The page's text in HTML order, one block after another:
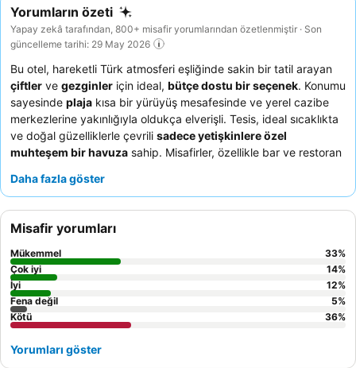
Yorumların özeti
Yapay zekâ tarafından, 800+ misafir yorumlarından özetlenmiştir · Son
güncelleme tarihi: 29 May 2026
Bu otel, hareketli Türk atmosferi eşliğinde sakin bir tatil arayan
çiftler ve gezginler için ideal, bütçe dostu bir seçenek. Konumu
sayesinde plaja kısa bir yürüyüş mesafesinde ve yerel cazibe
merkezlerine yakınlığıyla oldukça elverişli. Tesis, ideal sıcaklıkta
ve doğal güzelliklerle çevrili sadece yetişkinlere özel
muhteşem bir havuza sahip. Misafirler, özellikle bar ve restoran
sürekli olarak övüyor; çeşitli ve doyurucu yemekleri, özellikle de
için misafirlerin bar alanından uzak bir oda talep etmeleri önerilir.
Daha fazla göster
Misafir yorumları
Mükemmel 33%
Çok iyi
14%
İyi
12%
Fena değil
5%
Kötü
36%
Yorumları göster